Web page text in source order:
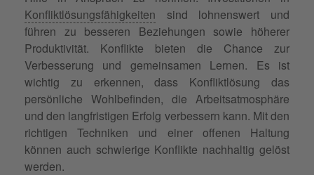
Konfliktlösungsfähigkeiten sind lohnenswert und
führen zu besseren Beziehungen sowie höherer
Produktivität. Konflikte bieten die Chance zur
Verbesserung und gemeinsamen Lernen. Es ist
wichtig zu erkennen, dass Konfliktlösung das
persönliche Wohlbefinden, die Arbeitsatmosphäre
und den langfristigen Erfolg verbessern kann. Mit den
richtigen Techniken und einer offenen Haltung
können auch schwierige Konflikte nachhaltig gelöst
werden.